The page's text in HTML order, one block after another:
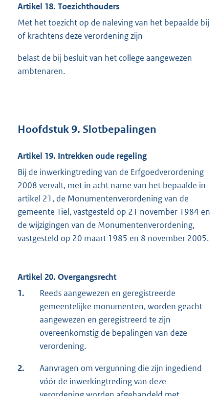
Artikel 18. Toezichthouders
Met het toezicht op de naleving van het bepaalde bij
of krachtens deze verordening zijn
belast de bij besluit van het college aangewezen
ambtenaren.
Hoofdstuk 9. Slotbepalingen
Artikel 19. Intrekken oude regeling
Bij de inwerkingtreding van de Erfgoedverordening
2008 vervalt, met in acht name van het bepaalde in
artikel 21, de Monumentenverordening van de
gemeente Tiel, vastgesteld op 21 november 1984 en
de wijzigingen van de Monumentenverordening,
vastgesteld op 20 maart 1985 en 8 november 2005.
Artikel 20. Overgangsrecht
1.
Reeds aangewezen en geregistreerde
gemeentelijke monumenten, worden geacht
aangewezen en geregistreerd te zijn
overeenkomstig de bepalingen van deze
verordening.
2.
Aanvragen om vergunning die zijn ingediend
vóór de inwerkingtreding van deze